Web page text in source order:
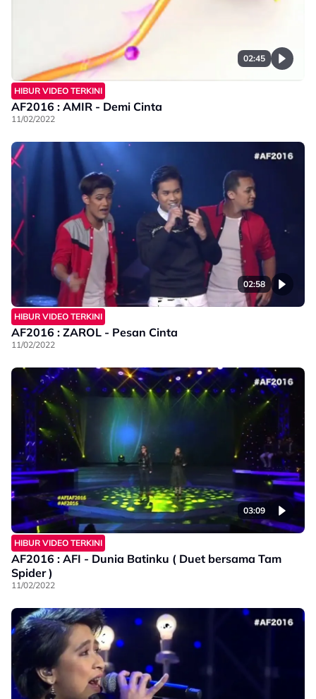
02:45
HIBUR VIDEO TERKINI
AF2016 : AMIR - Demi Cinta
11/02/2022
02:58
HIBUR VIDEO TERKINI
AF2016 : ZAROL - Pesan Cinta
11/02/2022
03:09
HIBUR VIDEO TERKINI
AF2016 : AFI - Dunia Batinku ( Duet bersama Tam
Spider )
11/02/2022